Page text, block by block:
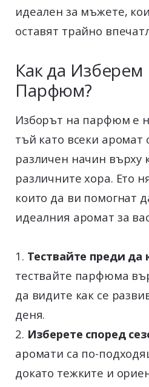
идеален за мъжете,
оставят трайно
Как да
Парфюм?
Изборът на парфюм е
тъй като всеки аромат
различен начин върху
различните хора. Ето
които да ви помогнат
идеалния аромат за
Тествайте преди да
тествайте парфюма
да видите как се
деня.
Изберете според
аромати са по-
докато тежките и